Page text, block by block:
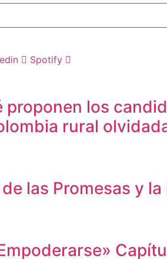
Spotify
los
rural
las Promesas y